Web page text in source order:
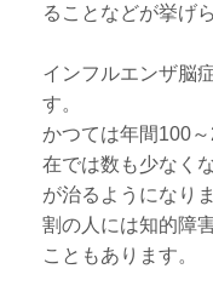
ることなどが挙げ
インフルエンザ脳
す。
かつては年間100
在では数も少なく
が治るようになり
割の人には知的障
こともあります。